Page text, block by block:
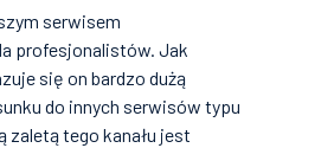
serwisem
profesjonalistów. Jak
się on bardzo dużą
do innych serwisów typu
zaletą tego kanału jest